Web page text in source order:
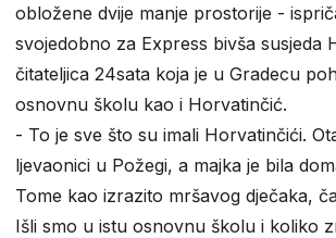
obložene dvije manje prostorije -
svojedobno za Express bivša susjeda
čitateljica 24sata koja je u Gradecu
osnovnu školu kao i Horvatinčić.
- To je sve što su imali Horvatinčići.
ljevaonici u Požegi, a majka je bila
Tome kao izrazito mršavog dječaka,
Išli smo u istu osnovnu školu i koliko